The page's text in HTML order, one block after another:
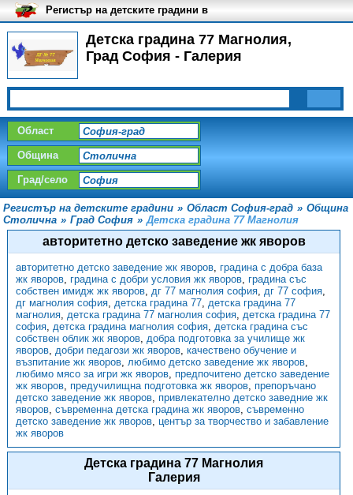
Детска градина 77 Магнолия,
Град София - Галерия
Регистър на детските градини в
България
Област
Община
Град/село
Регистър на детските градини » Област София-град » Община
Столична » Град София » Детска градина 77 Магнолия
авторитетно детско заведение жк яворов
авторитетно детско заведение жк яворов, градина с добра база
жк яворов, градина с добри условия жк яворов, градина със
собствен имидж жк яворов, дг 77 магнолия софия, дг 77 софия,
дг магнолия софия, детска градина 77, детска градина 77
магнолия, детска градина 77 магнолия софия, детска градина 77
софия, детска градина магнолия софия, детска градина със
собствен облик жк яворов, добра подготовка за училище жк
яворов, добри педагози жк яворов, качествено обучение и
възпитание жк яворов, любимо детско заведение жк яворов,
любимо мясо за игри жк яворов, предпочитено детско заведение
жк яворов, предучилищна подготовка жк яворов, препоръчано
детско заведение жк яворов, привлекателно детско заведние жк
яворов, съвременна детска градина жк яворов, съвременно
детско заведение жк яворов, център за творчество и забавление
жк яворов
Детска градина 77 Магнолия
Галерия